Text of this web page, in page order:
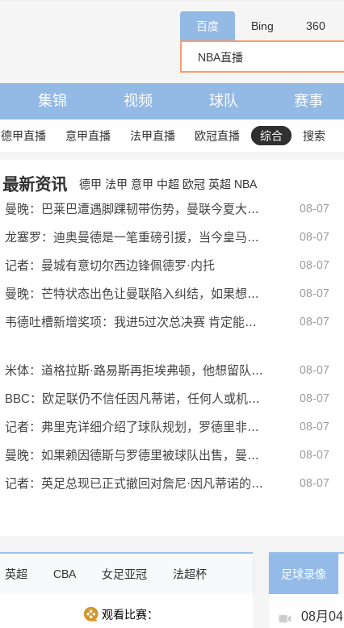
百度 Bing 360
集锦 视频 球队 赛事
德甲直播 意甲直播 法甲直播 欧冠直播 综合 搜索
最新资讯 德甲 法甲 意甲 中超 欧冠 英超 NBA
曼晚：巴莱巴遭遇脚踝韧带伤势，曼联今夏大概率不会继续追求他 08-07
龙塞罗：迪奥曼德是一笔重磅引援，当今皇马坐拥世界独一档攻击线 08-07
记者：曼城有意切尔西边锋佩德罗·内托 08-07
曼晚：芒特状态出色让曼联陷入纠结，如果想四线争冠可能还得买人 08-07
韦德吐槽新增奖项：我进5过次总决赛 肯定能拿一两个东决MVP 08-07
米体：道格拉斯·路易斯再拒埃弗顿，他想留队 但俱乐部尚未敲定 08-07
BBC：欧足联仍不信任因凡蒂诺，任何人或机构为他辩护都无济于事 08-07
记者：弗里克详细介绍了球队规划，罗德里非常认可并选择加盟巴萨 08-07
曼晚：如果赖因德斯与罗德里被球队出售，曼城还会再签下两名中场 08-07
记者：英足总现已正式撤回对詹尼·因凡蒂诺的支持 08-07
英超 CBA 女足亚冠 法超杯
观看比赛：
足球录像